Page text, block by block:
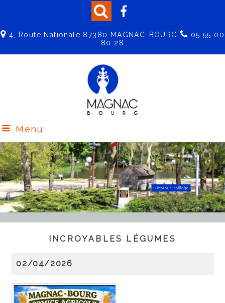
4, Route Nationale 87380 MAGNAC-BOURG
05 55 00
80 28
Menu
Découvrir le village
Effectuez vos démarches en ligne
Découvrir le Centre de Loisirs
INCROYABLES LÉGUMES
02/04/2026